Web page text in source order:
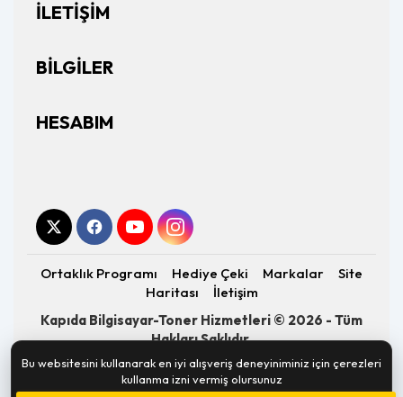
Bu websitesini kullanarak en iyi alışveriş deneyiniminiz için çerezleri
kullanma izni vermiş olursunuz
İLETIŞIM
BILGILER
HESABIM
Ortaklık Programı Hediye Çeki Markalar
Site
Haritası
İletişim
Kapıda Bilgisayar-Toner Hizmetleri © 2026 - Tüm
Hakları Saklıdır.
Altyapı:OpenCart- Geliştirici:E-Piksel